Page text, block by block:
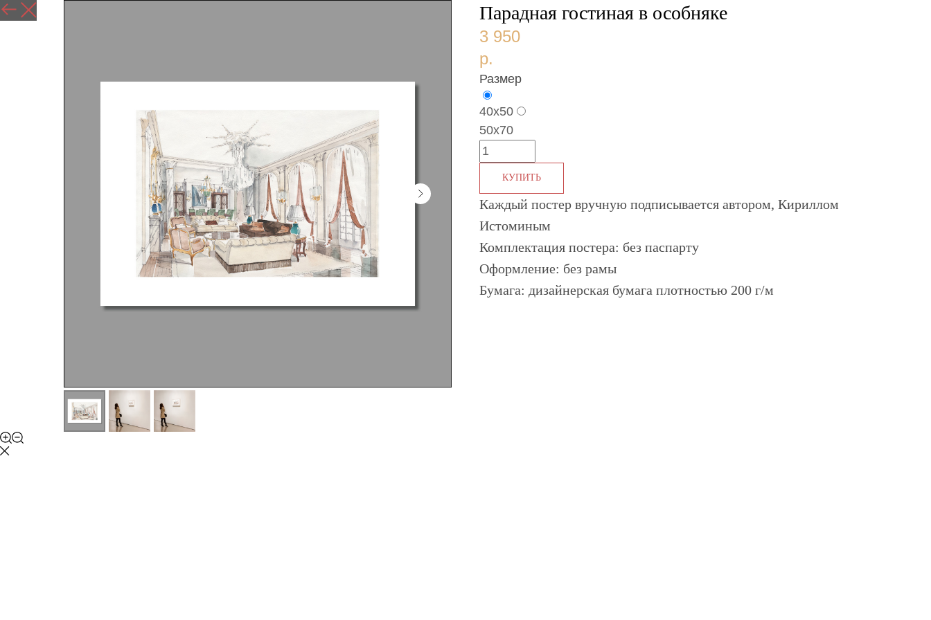
Парадная гостиная в особняке
3 950
р.
Размер
40х50
50х70
КУПИТЬ
Каждый постер вручную подписывается автором, Кириллом
Истоминым
Комплектация постера: без паспарту
Оформление: без рамы
Бумага: дизайнерская бумага плотностью 200 г/м